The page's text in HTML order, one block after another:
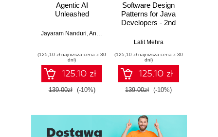
Agentic AI
Unleashed
Jayaram Nanduri Anand Oka
(125,10 zł najniższa cena z 30
dni)
125.10 zł
139.00zł (-10%)
Software Design
Patterns for Java
Developers - 2nd
Lalit Mehra
(125,10 zł najniższa cena z 30
dni)
125.10 zł
139.00zł (-10%)